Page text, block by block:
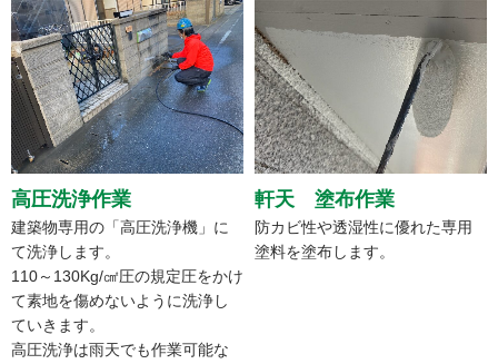
高圧洗浄作業
建築物専用の「高圧洗浄機」に
て洗浄します。
110～130Kg/㎠圧の規定圧をかけ
て素地を傷めないように洗浄し
ていきます。
高圧洗浄は雨天でも作業可能な
軒天 塗布作業
防カビ性や透湿性に優れた専用
塗料を塗布します。